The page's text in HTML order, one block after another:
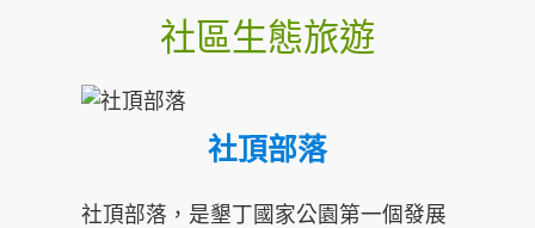
社區生態旅遊
社頂部落
社頂部落，是墾丁國家公園第一個發展